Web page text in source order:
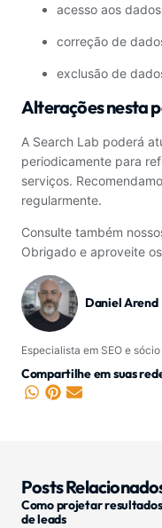
acesso aos
correção de
exclusão de
Alterações nesta
A Search Lab poderá
periodicamente para
serviços.
regularmente.
Consulte também
Obrigado e aproveite
Daniel Arend
Especialista em SEO e
Compartilhe em suas
Posts
Como projetar
de leads